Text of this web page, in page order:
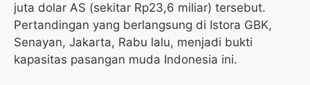
juta dolar AS (sekitar Rp23,6 miliar) tersebut.
Pertandingan yang berlangsung di Istora GBK,
Senayan, Jakarta, Rabu lalu, menjadi bukti
kapasitas pasangan muda Indonesia ini.